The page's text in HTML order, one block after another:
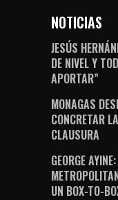
NOTICIAS
JESÚS
DE NIVEL Y
APORTAR”
MONAGAS
CONCRETAR
CLAUSURA
GEORGE
UN BOX-TO-